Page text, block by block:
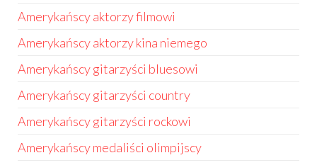
Amerykańscy aktorzy filmowi
Amerykańscy aktorzy kina niemego
Amerykańscy gitarzyści bluesowi
Amerykańscy gitarzyści country
Amerykańscy gitarzyści rockowi
Amerykańscy medaliści olimpijscy